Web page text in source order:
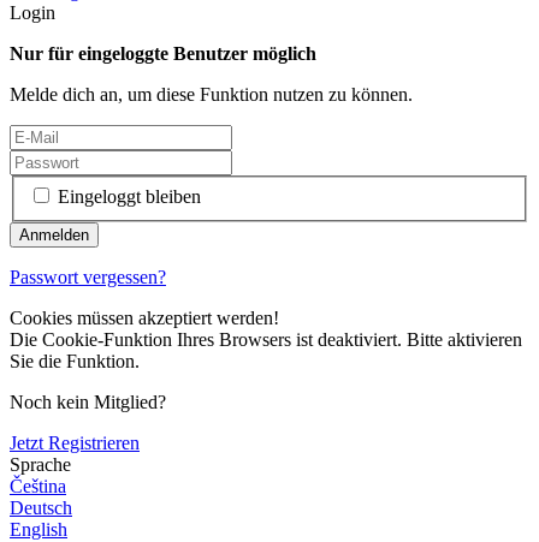
Login
Nur für eingeloggte Benutzer möglich
Melde dich an, um diese Funktion nutzen zu können.
Eingeloggt bleiben
Passwort vergessen?
Cookies müssen akzeptiert werden!
Die Cookie-Funktion Ihres Browsers ist deaktiviert. Bitte aktivieren
Sie die Funktion.
Noch kein Mitglied?
Jetzt Registrieren
Sprache
Čeština
Deutsch
English